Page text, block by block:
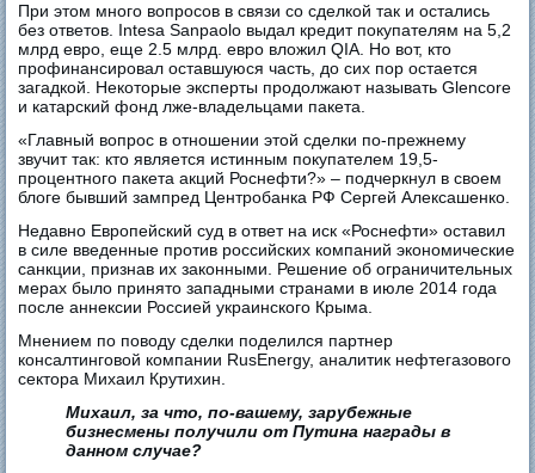
При этом много вопросов в связи со сделкой так и остались
без ответов. Intesa Sanpaolo выдал кредит покупателям на 5,2
млрд евро, еще 2.5 млрд. евро вложил QIA. Но вот, кто
профинансировал оставшуюся часть, до сих пор остается
загадкой. Некоторые эксперты продолжают называть Glencore
и катарский фонд лже-владельцами пакета.
«Главный вопрос в отношении этой сделки по-прежнему
звучит так: кто является истинным покупателем 19,5-
процентного пакета акций Роснефти?» – подчеркнул в своем
блоге бывший зампред Центробанка РФ Сергей Алексашенко.
Недавно Европейский суд в ответ на иск «Роснефти» оставил
в силе введенные против российских компаний экономические
санкции, признав их законными. Решение об ограничительных
мерах было принято западными странами в июле 2014 года
после аннексии Россией украинского Крыма.
Мнением по поводу сделки поделился партнер
консалтинговой компании RusEnergy, аналитик нефтегазового
сектора Михаил Крутихин.
Михаил, за что, по-вашему, зарубежные
бизнесмены получили от Путина награды в
данном случае?